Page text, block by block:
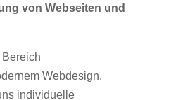
von Webseiten und
Webdesign.
individuelle